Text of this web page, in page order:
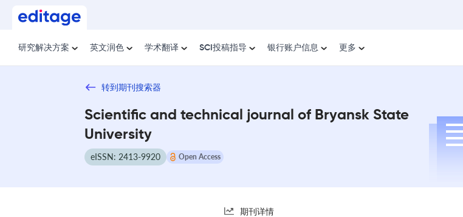
研究解决方案 英文润色 学术翻译 SCI投稿指导 银行账户信息 更多
转到期刊搜索器
Scientific and technical journal of Bryansk State
University
eISSN: 2413-9920 Open Access
期刊详情